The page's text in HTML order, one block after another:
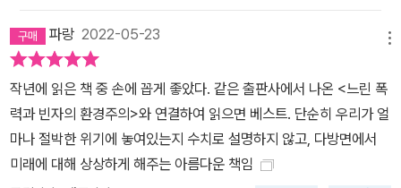
간 존재 자체가 빚어낸 의도치 않은 결과다. 상이한 인간 집단들이 더
없이 다양한 방식으로 기후변화에 기여했음에도, 지구 온난화는 궁극
적으로 오랜 기간에 걸쳐 모든 인간 행동이 이루어낸 총체적 결과물
이다. 지구에서 살다 간 모든 이는 인간이 이 행성의 지배 종이 되도록
하는 데 일정한 역할을 담당해왔다. 그리고 그런 의미에서 모든 인간
은 과거에 존재했든 지금 존재하든 오늘날의 기후변화에 기여하고 있
다.” 이 책은 서구의 기후변화 논의에서는 흔히 접하기 어려운 신선한
파랑 2022-05-23
작년에 읽은 책 중 손에 꼽게 좋았다. 같은 출판사에서 나온 <느린 폭
력과 빈자의 환경주의>와 연결하여 읽으면 베스트. 단순히 우리가 얼
마나 절박한 위기에 놓여있는지 수치로 설명하지 않고, 다방면에서
미래에 대해 상상하게 해주는 아름다운 책임